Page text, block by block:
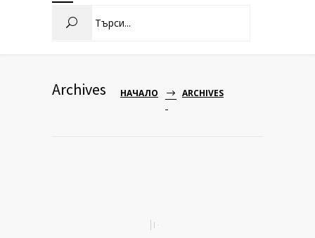
Archives НАЧАЛО ARCHIVES